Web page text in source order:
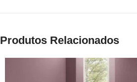
Produtos Relacionados